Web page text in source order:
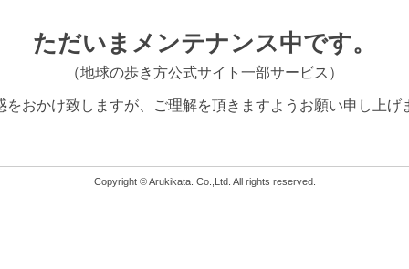
ただいまメンテナンス中です。
（地球の歩き方公式サイト一部サービス）
をおかけ致しますが、 ご理解を頂きますようお願い申し上げ
Copyright © Arukikata. Co.,Ltd. All rights reserved.